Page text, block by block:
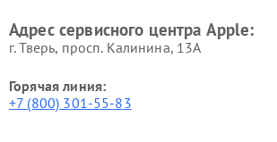
Адрес сервисного центра Apple:
г. Тверь, просп. Калинина, 13А
Горячая линия:
+7 (800) 301-55-83